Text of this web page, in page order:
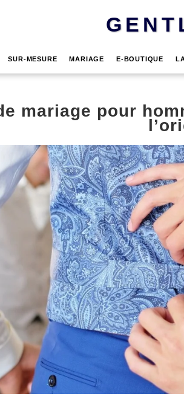
SUR-MESURE MARIAGE E-BOUTIQUE
mariage pour